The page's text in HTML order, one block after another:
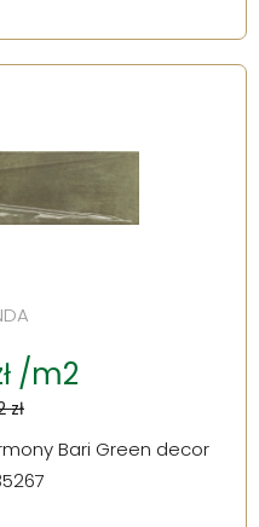
/m2
zł
Bari Green decor